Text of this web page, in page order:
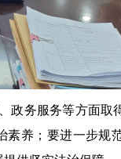
政务服务等方面取
素养；要进一步规